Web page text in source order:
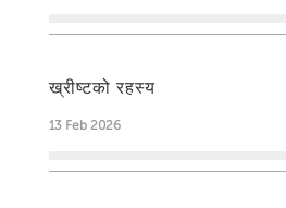
ख्रीष्टको रहस्य
13 Feb 2026